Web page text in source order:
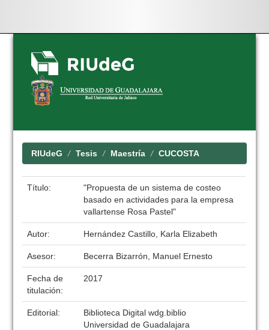
Skip
navigation
RIUdeG Tesis Maestría CUCOSTA
Título:
"Propuesta de un sistema de costeo
basado en actividades para la empresa
vallartense Rosa Pastel"
Autor: Hernández Castillo, Karla Elizabeth
Asesor: Becerra Bizarrón, Manuel Ernesto
Fecha de
titulación:
2017
Editorial:
Biblioteca Digital wdg.biblio
Universidad de Guadalajara